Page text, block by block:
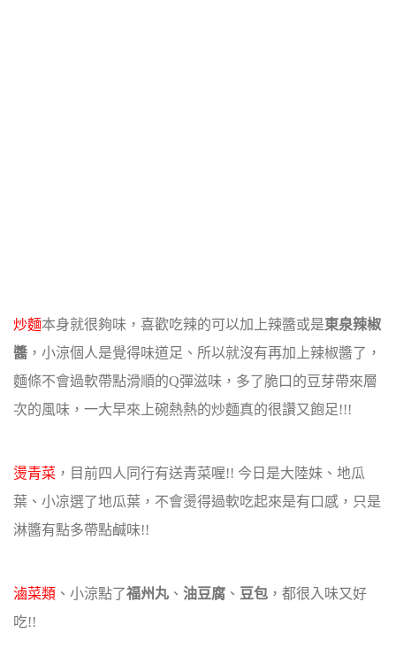
炒麵本身就很夠味，喜歡吃辣的可以加上辣醬或是東泉辣椒
醬 ，小涼個人是覺得味道足、所以就沒有再加上辣椒醬了，
麵條不會過軟帶點滑順的Q彈滋味，多了脆口的豆芽帶來層
次的風味，一大早來上碗熱熱的炒麵真的很讚又飽足!!!
燙青菜 ，目前四人同行有送青菜喔!! 今日是大陸妹、地瓜
葉、小凉選了地瓜葉，不會燙得過軟吃起來是有口感，只是
淋醬有點多帶點鹹味!!
滷菜類 、小涼點了福州丸 、 油豆腐 、 豆包 ，都很入味又好
吃!!